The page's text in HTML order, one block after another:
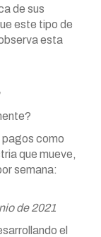
de sus
este tipo de
esta
pagos como
que mueve,
semana:
de 2021
el